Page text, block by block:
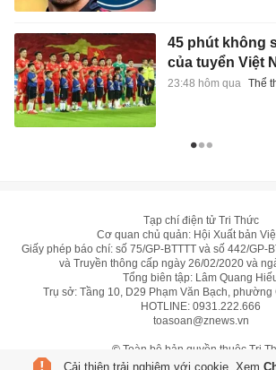
45 phút không
của tuyển Việt
23:48 hôm qua Thể
Tạp chí điện tử Tri Thức
Cơ quan chủ quản: Hội Xuất bản
Giấy phép báo chí: số 75/GP-BTTTT và số 442/GP-
và Truyền thông cấp ngày 26/02/2020 và
Tổng biên tập: Lâm Quang
Trụ sở: Tầng 10, D29 Phạm Văn Bạch, phường
HOTLINE: 0931.222.666
toasoan@znews.vn
© Toàn bộ bản quyền thuộc Tri
Cải thiện trải nghiệm với cookie. Xem